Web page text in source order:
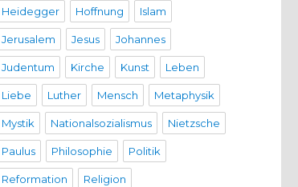
Heidegger Hoffnung Islam
Jerusalem Jesus Johannes
Judentum Kirche Kunst Leben
Liebe Luther Mensch Metaphysik
Mystik Nationalsozialismus Nietzsche
Paulus Philosophie Politik
Reformation Religion